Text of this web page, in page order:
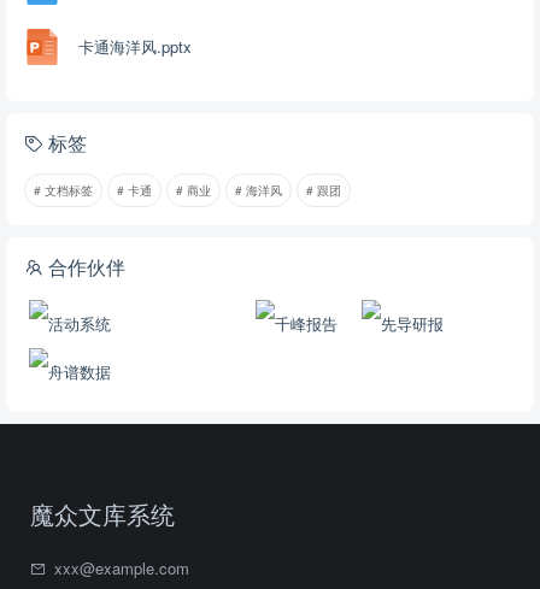
卡通海洋风.pptx
标签
# 文档标签 # 卡通 # 商业 # 海洋风 # 跟团
合作伙伴
魔众文库系统
xxx@example.com